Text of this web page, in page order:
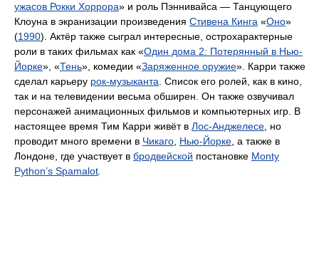
ужасов Рокки Хоррора» и роль Пэннивайса — Танцующего
Клоуна в экранизации произведения Стивена Кинга «Оно»
(1990). Актёр также сыграл интересные, острохарактерные
роли в таких фильмах как «Один дома 2: Потерянный в Нью-
Йорке», «Тень», комедии «Заряженное оружие». Карри также
сделал карьеру рок-музыканта . Список его ролей, как в кино,
так и на телевидении весьма обширен. Он также озвучивал
персонажей анимационных фильмов и компьютерных игр. В
настоящее время Тим Карри живёт в Лос-Анджелесе , но
проводит много времени в Чикаго Нью-Йорке , а также в
Лондоне, где участвует в бродвейской постановке Monty
Python’s Spamalot